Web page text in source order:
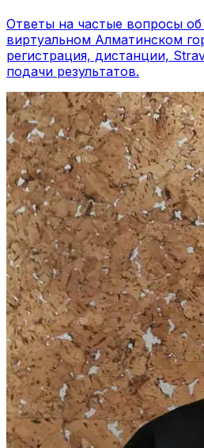
Ответы на частые вопросы об
виртуальном Алматинском
регистрация, дистанции,
подачи результатов.